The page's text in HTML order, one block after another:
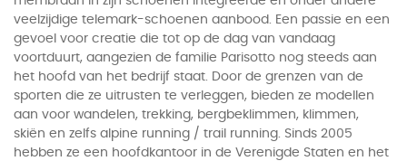
veelzijdige telemark-schoenen aanbood. Een passie en een
gevoel voor creatie die tot op de dag van vandaag
voortduurt, aangezien de familie Parisotto nog steeds aan
het hoofd van het bedrijf staat. Door de grenzen van de
sporten die ze uitrusten te verleggen, bieden ze modellen
aan voor wandelen, trekking, bergbeklimmen, klimmen,
skiën en zelfs alpine running / trail running. Sinds 2005
hebben ze een hoofdkantoor in de Verenigde Staten en het